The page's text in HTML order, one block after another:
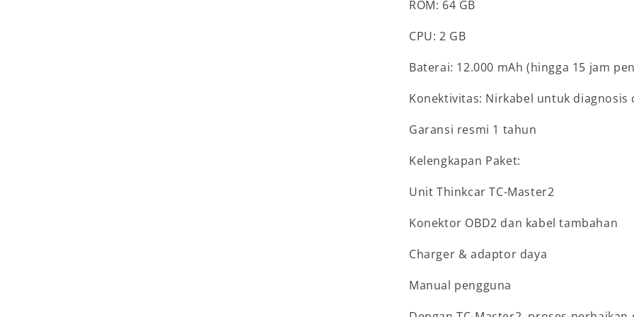
ROM: 64 GB
CPU: 2 GB
Baterai: 12.000 mAh (hingga 15 jam
Konektivitas: Nirkabel untuk diagnosis
Garansi resmi 1 tahun
Kelengkapan Paket:
Unit Thinkcar TC-Master2
Konektor OBD2 dan kabel tambahan
Charger & adaptor daya
Manual pengguna